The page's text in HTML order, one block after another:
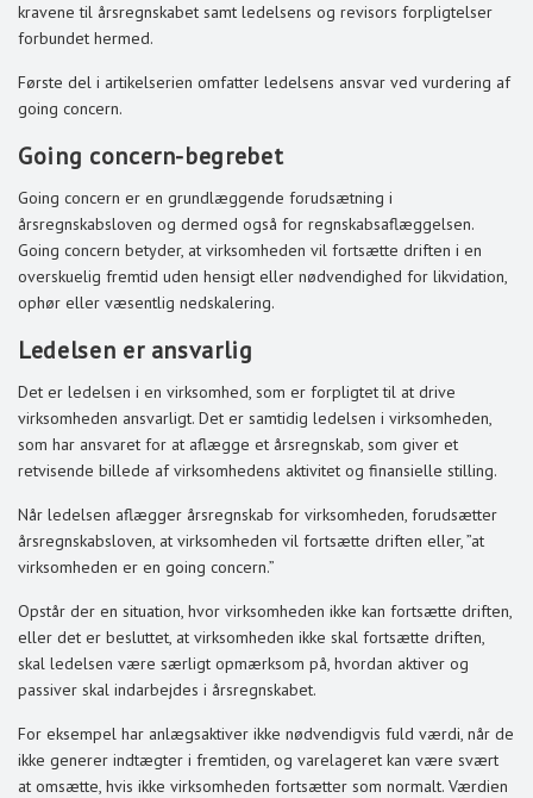
kravene til årsregnskabet samt ledelsens og revisors forpligtelser
forbundet hermed.
Første del i artikelserien omfatter ledelsens ansvar ved vurdering af
going concern.
Going concern-begrebet
Going concern er en grundlæggende forudsætning i
årsregnskabsloven og dermed også for regnskabsaflæggelsen.
Going concern betyder, at virksomheden vil fortsætte driften i en
overskuelig fremtid uden hensigt eller nødvendighed for likvidation,
ophør eller væsentlig nedskalering.
Ledelsen er ansvarlig
Det er ledelsen i en virksomhed, som er forpligtet til at drive
virksomheden ansvarligt. Det er samtidig ledelsen i virksomheden,
som har ansvaret for at aflægge et årsregnskab, som giver et
retvisende billede af virksomhedens aktivitet og finansielle stilling.
Når ledelsen aflægger årsregnskab for virksomheden, forudsætter
årsregnskabsloven, at virksomheden vil fortsætte driften eller, ”at
virksomheden er en going concern.”
Opstår der en situation, hvor virksomheden ikke kan fortsætte driften,
eller det er besluttet, at virksomheden ikke skal fortsætte driften,
skal ledelsen være særligt opmærksom på, hvordan aktiver og
passiver skal indarbejdes i årsregnskabet.
For eksempel har anlægsaktiver ikke nødvendigvis fuld værdi, når de
ikke generer indtægter i fremtiden, og varelageret kan være svært
at omsætte, hvis ikke virksomheden fortsætter som normalt. Værdien